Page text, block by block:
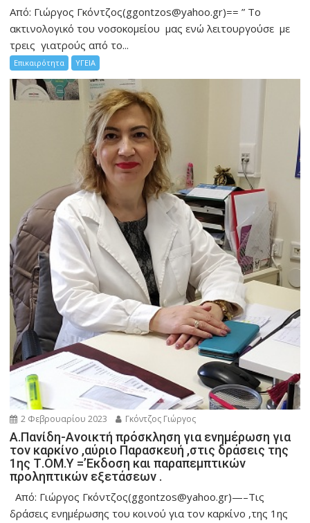
Από: Γιώργος Γκόντζος(ggontzos@yahoo.gr)== ” Το
ακτινολογικό του νοσοκομείου μας ενώ λειτουργούσε με
τρεις γιατρούς από το...
Επικαιρότητα ΥΓΕΙΑ
2 Φεβρουαρίου 2023 Γκόντζος Γιώργος
Α.Πανίδη-Ανοικτή πρόσκληση για ενημέρωση για
τον καρκίνο ,αύριο Παρασκευή ,στις δράσεις της
1ης Τ.ΟΜ.Υ =’Εκδοση και παραπεμπτικών
προληπτικών εξετάσεων .
Από: Γιώργος Γκόντζος(ggontzos@yahoo.gr)—–Τις
δράσεις ενημέρωσης του κοινού για τον καρκίνο ,της 1ης